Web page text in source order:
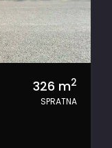
326 m2
SPRATNA